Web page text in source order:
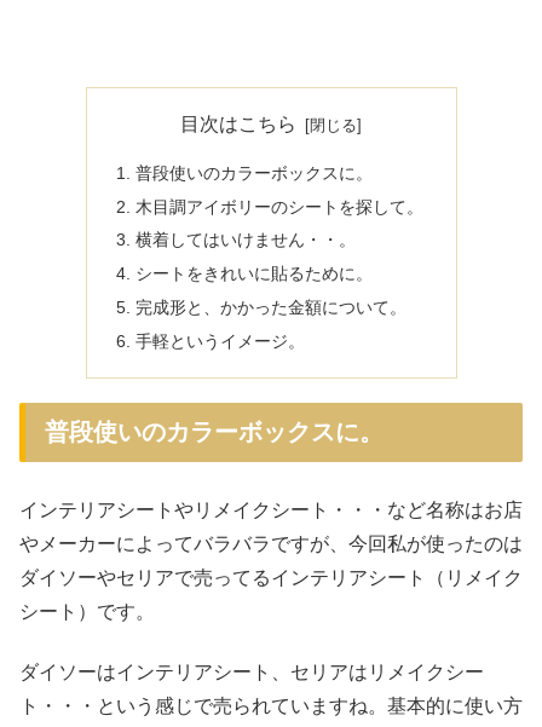
目次はこちら
普段使いのカラーボックスに。
木目調アイボリーのシートを探して。
横着してはいけません・・。
シートをきれいに貼るために。
完成形と、かかった金額について。
手軽というイメージ。
普段使いのカラーボックスに。
インテリアシートやリメイクシート・・・など名称はお店
やメーカーによってバラバラですが、今回私が使ったのは
ダイソーやセリアで売ってるインテリアシート（リメイク
シート）です。
ダイソーはインテリアシート、セリアはリメイクシー
ト・・・という感じで売られていますね。基本的に使い方